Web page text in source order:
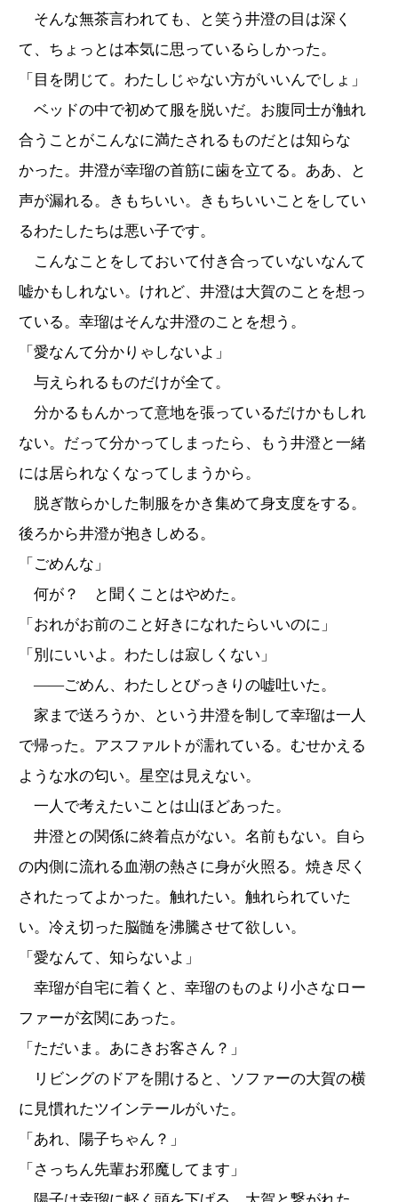
そんな無茶言われても、と笑う井澄の目は深く
て、ちょっとは本気に思っているらしかった。
「目を閉じて。わたしじゃない方がいいんでしょ」
ベッドの中で初めて服を脱いだ。お腹同士が触れ
合うことがこんなに満たされるものだとは知らな
かった。井澄が幸瑠の首筋に歯を立てる。ああ、と
声が漏れる。きもちいい。きもちいいことをしてい
るわたしたちは悪い子です。
こんなことをしておいて付き合っていないなんて
嘘かもしれない。けれど、井澄は大賀のことを想っ
ている。幸瑠はそんな井澄のことを想う。
「愛なんて分かりゃしないよ」
与えられるものだけが全て。
分かるもんかって意地を張っているだけかもしれ
ない。だって分かってしまったら、もう井澄と一緒
には居られなくなってしまうから。
脱ぎ散らかした制服をかき集めて身支度をする。
後ろから井澄が抱きしめる。
「ごめんな」
何が？ と聞くことはやめた。
「おれがお前のこと好きになれたらいいのに」
「別にいいよ。わたしは寂しくない」
――ごめん、わたしとびっきりの嘘吐いた。
家まで送ろうか、という井澄を制して幸瑠は一人
で帰った。アスファルトが濡れている。むせかえる
ような水の匂い。星空は見えない。
一人で考えたいことは山ほどあった。
井澄との関係に終着点がない。名前もない。自ら
の内側に流れる血潮の熱さに身が火照る。焼き尽く
されたってよかった。触れたい。触れられていた
い。冷え切った脳髄を沸騰させて欲しい。
「愛なんて、知らないよ」
幸瑠が自宅に着くと、幸瑠のものより小さなロー
ファーが玄関にあった。
「ただいま。あにきお客さん？」
リビングのドアを開けると、ソファーの大賀の横
に見慣れたツインテールがいた。
「あれ、陽子ちゃん？」
「さっちん先輩お邪魔してます」